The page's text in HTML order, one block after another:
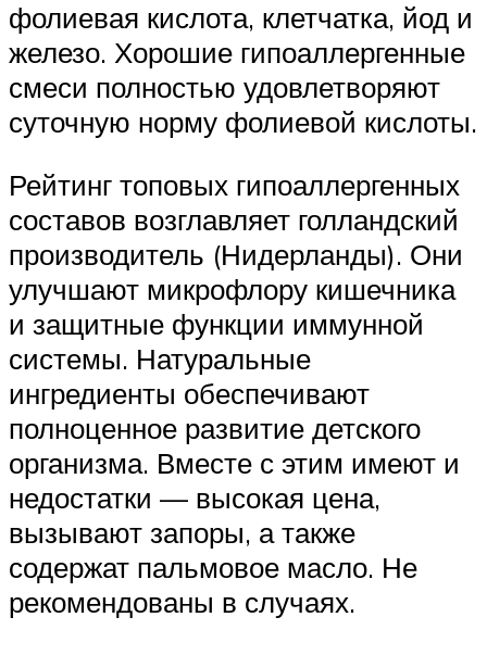
фолиевая кислота, клетчатка, йод и
железо. Хорошие гипоаллергенные
смеси полностью удовлетворяют
суточную норму фолиевой кислоты.
Рейтинг топовых гипоаллергенных
составов возглавляет голландский
производитель (Нидерланды). Они
улучшают микрофлору кишечника
и защитные функции иммунной
системы. Натуральные
ингредиенты обеспечивают
полноценное развитие детского
организма. Вместе с этим имеют и
недостатки — высокая цена,
вызывают запоры, а также
содержат пальмовое масло. Не
рекомендованы в случаях.